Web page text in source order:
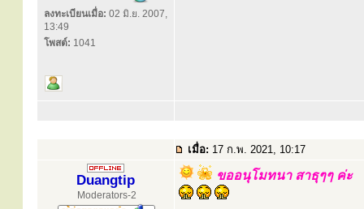
ลงทะเบียนเมื่อ: 02 มิ.ย. 2007,
13:49
โพสต์: 1041
เมื่อ: 17 ก.พ. 2021, 10:17
Duangtip
Moderators-2
ขออนุโมทนา สาธุๆๆ ค่ะ